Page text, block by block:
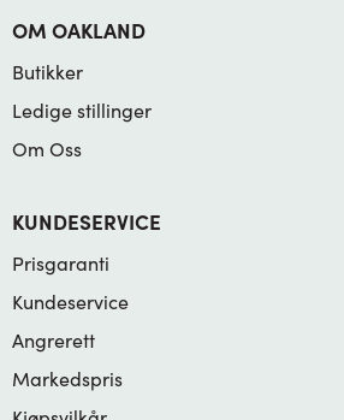
OM OAKLAND
Butikker
Ledige stillinger
Om Oss
KUNDESERVICE
Prisgaranti
Kundeservice
Angrerett
Markedspris